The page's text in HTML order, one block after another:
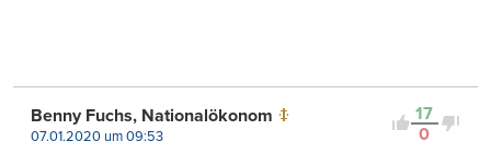
17
0
Benny Fuchs, Nationalökonom
07.01.2020 um 09:53